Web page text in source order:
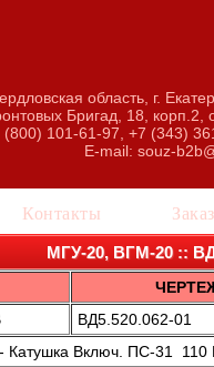
область, г.
Бригад, 18, корп.2,
101-61-97, +7 (343)
E-mail: souz-
Контакты Заказ
МГУ-20, ВГМ-20 ::
ВД5.520.062-01
Катушка Включ. ПС-31